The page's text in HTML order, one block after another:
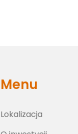
Menu
Lokalizacja